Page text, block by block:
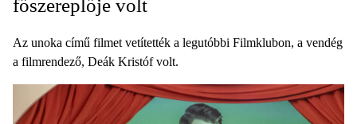
főszereplője volt
Az unoka című filmet vetítették a legutóbbi Filmklubon, a vendég
a filmrendező, Deák Kristóf volt.